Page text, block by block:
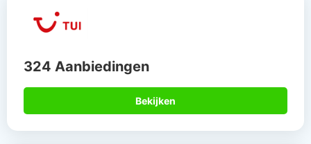
324 Aanbiedingen
Bekijken